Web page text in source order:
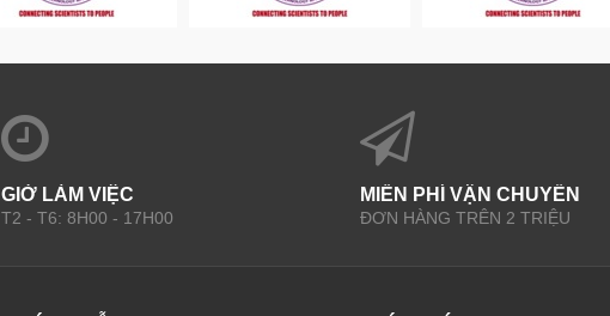
GIỜ LÀM VIỆC
T2 - T6: 8H00 - 17H00
MIỄN PHÍ VẬN CHUYỂN
ĐƠN HÀNG TRÊN 2 TRIỆU